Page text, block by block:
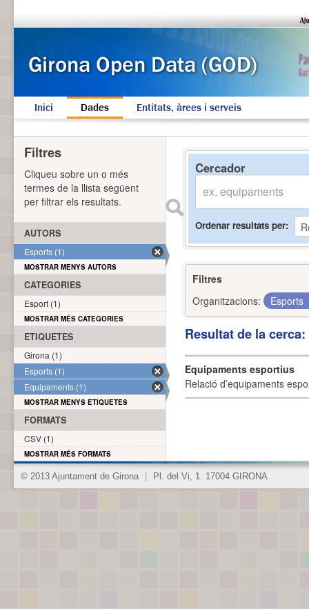
Inici Dades Entitats, àrees i serveis
Cercador
Ordenar resultats per
Filtres
Organitzacions:
Esports
Resultat de la
Equipaments esportius
Relació d’equipaments
Filtres
Cliqueu sobre un o més
termes de la llista següent
per filtrar els resultats.
AUTORS
Esports (1)
MOSTRAR MENYS AUTORS
CATEGORIES
Esport (1)
MOSTRAR MÉS CATEGORIES
ETIQUETES
Girona (1)
Esports (1)
Equipaments (1)
MOSTRAR MENYS ETIQUETES
FORMATS
CSV (1)
MOSTRAR MÉS FORMATS
© 2013 Ajuntament de Girona Pl. del Vi, 1. 17004 GIRONA